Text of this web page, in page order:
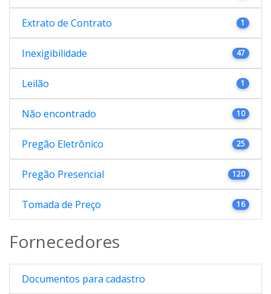
Extrato de Contrato 1
Inexigibilidade 47
Leilão 1
Não encontrado 10
Pregão Eletrônico 25
Pregão Presencial 120
Tomada de Preço 16
Fornecedores
Documentos para cadastro